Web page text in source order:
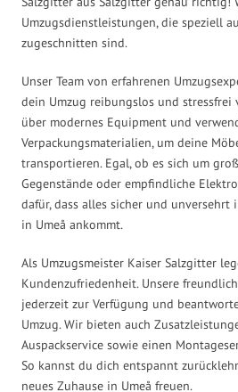
Umzugsdienstleistungen, die speziell
zugeschnitten sind.
Unser Team von erfahrenen
dein Umzug reibungslos und stressfrei
über modernes Equipment und
Verpackungsmaterialien, um deine
transportieren. Egal, ob es sich um
Gegenstände oder empfindliche
dafür, dass alles sicher und unversehrt
in Umeå ankommt.
Als Umzugsmeister Kaiser Salzgitter
Kundenzufriedenheit. Unsere
jederzeit zur Verfügung und
Umzug. Wir bieten auch
Auspackservice sowie einen
So kannst du dich entspannt
neues Zuhause in Umeå freuen.